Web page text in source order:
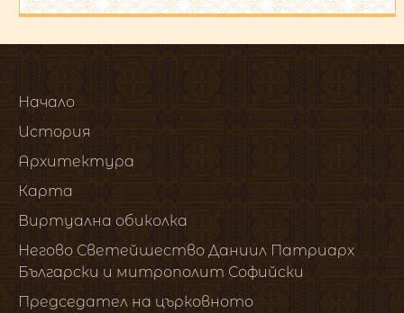
Начало
История
Архитектура
Карта
Виртуална обиколка
Негово Светейшество Даниил Патриарх
Български и митрополит Софийски
Председател на църковното